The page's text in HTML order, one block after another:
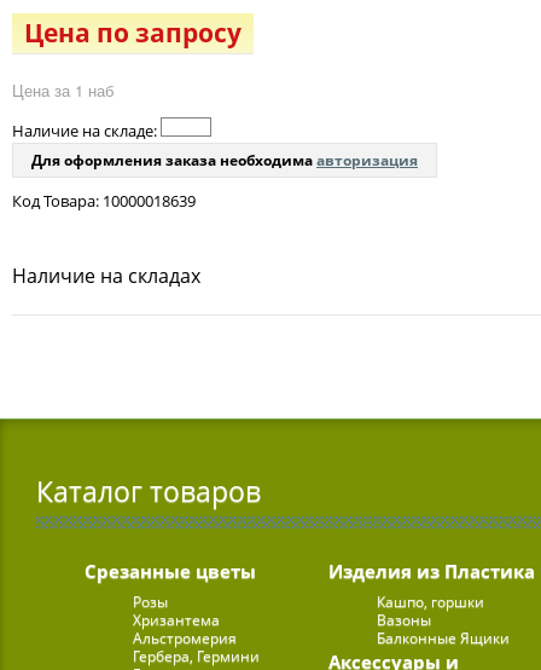
Цена по запросу
Цена за 1 наб
Наличие на складе:
Для оформления заказа необходимаавторизация
Код Товара: 10000018639
Наличие на складах
Каталог товаров
Срезанные цветы
Розы
Хризантема
Альстромерия
Гербера, Гермини
Изделия из Пластика
Кашпо, горшки
Вазоны
Балконные Ящики
Аксессуары и